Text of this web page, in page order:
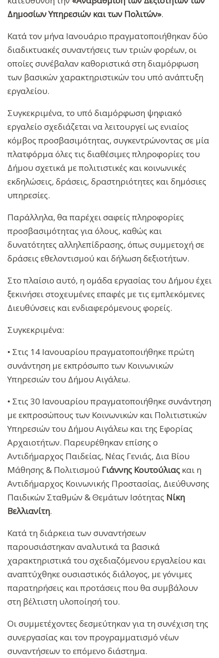
Δημοσίων Υπηρεσιών και των Πολιτών».
Κατά τον μήνα Ιανουάριο πραγματοποιήθηκαν δύο
διαδικτυακές συναντήσεις των τριών φορέων, οι
οποίες συνέβαλαν καθοριστικά στη διαμόρφωση
των βασικών χαρακτηριστικών του υπό ανάπτυξη
εργαλείου.
Συγκεκριμένα, το υπό διαμόρφωση ψηφιακό
εργαλείο σχεδιάζεται να λειτουργεί ως ενιαίος
κόμβος προσβασιμότητας, συγκεντρώνοντας σε μία
πλατφόρμα όλες τις διαθέσιμες πληροφορίες του
Δήμου σχετικά με πολιτιστικές και κοινωνικές
εκδηλώσεις, δράσεις, δραστηριότητες και δημόσιες
υπηρεσίες.
Παράλληλα, θα παρέχει σαφείς πληροφορίες
προσβασιμότητας για όλους, καθώς και
δυνατότητες αλληλεπίδρασης, όπως συμμετοχή σε
δράσεις εθελοντισμού και δήλωση δεξιοτήτων.
Στο πλαίσιο αυτό, η ομάδα εργασίας του Δήμου έχει
ξεκινήσει στοχευμένες επαφές με τις εμπλεκόμενες
Διευθύνσεις και ενδιαφερόμενους φορείς.
Συγκεκριμένα:
• Στις 14 Ιανουαρίου πραγματοποιήθηκε πρώτη
συνάντηση με εκπρόσωπο των Κοινωνικών
Υπηρεσιών του Δήμου Αιγάλεω.
• Στις 30 Ιανουαρίου πραγματοποιήθηκε συνάντηση
με εκπροσώπους των Κοινωνικών και Πολιτιστικών
Υπηρεσιών του Δήμου Αιγάλεω και της Εφορίας
Αρχαιοτήτων. Παρευρέθηκαν επίσης ο
Αντιδήμαρχος Παιδείας, Νέας Γενιάς, Δια Βίου
Μάθησης & Πολιτισμού Γιάννης Κουτούλιας και η
Αντιδήμαρχος Κοινωνικής Προστασίας, Διεύθυνσης
Παιδικών Σταθμών & Θεμάτων Ισότητας Νίκη
Βελλιανίτη.
Κατά τη διάρκεια των συναντήσεων
παρουσιάστηκαν αναλυτικά τα βασικά
χαρακτηριστικά του σχεδιαζόμενου εργαλείου και
αναπτύχθηκε ουσιαστικός διάλογος, με γόνιμες
παρατηρήσεις και προτάσεις που θα συμβάλουν
στη βέλτιστη υλοποίησή του.
Οι συμμετέχοντες δεσμεύτηκαν για τη συνέχιση της
συνεργασίας και τον προγραμματισμό νέων
συναντήσεων το επόμενο διάστημα.